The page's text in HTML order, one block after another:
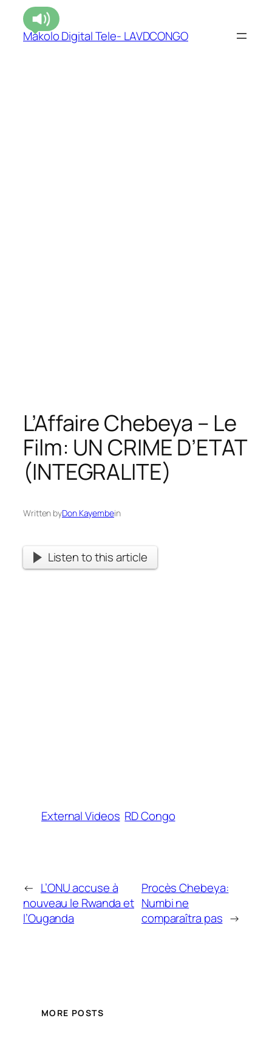
Makolo Digital Tele- LAVDCONGO
L’Affaire Chebeya – Le
Film: UN CRIME D’ETAT
(INTEGRALITE)
Written byDon Kayembein
Listen to this article
External Videos RD Congo
← L’ONU accuse à
nouveau le Rwanda et
l’Ouganda
Procès Chebeya:
Numbi ne
comparaîtra pas →
MORE POSTS